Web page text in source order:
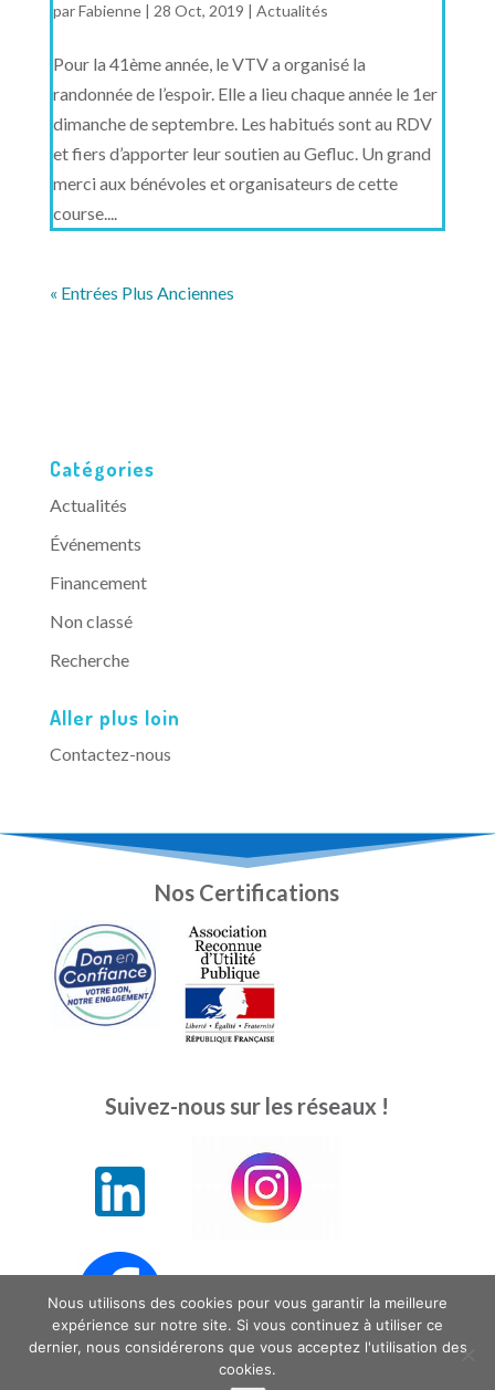
parFabienne| 28 Oct, 2019 | Actualités
Pour la 41ème année, le VTV a organisé la
randonnée de l’espoir. Elle a lieu chaque année le 1er
dimanche de septembre. Les habitués sont au RDV
et fiers d’apporter leur soutien au Gefluc. Un grand
merci aux bénévoles et organisateurs de cette
course....
« Entrées Plus Anciennes
Catégories
Actualités
Événements
Financement
Non classé
Recherche
Aller plus loin
Contactez-nous
Nos Certifications
Suivez-nous sur les réseaux !
Nous utilisons des cookies pour vous garantir la meilleure
expérience sur notre site. Si vous continuez à utiliser ce
dernier, nous considérerons que vous acceptez l'utilisation des
cookies.